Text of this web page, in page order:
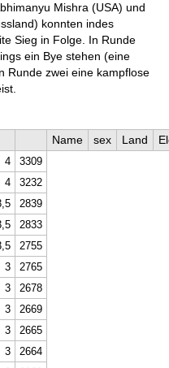
Mishra (USA) und
konnten indes
Sieg in Folge. In Runde
ein Bye stehen (eine
Runde zwei eine kampflose
Name sex Land
4
3309
4
3232
2839
2833
2755
3
2765
3
2678
3
2669
3
2665
3
2664